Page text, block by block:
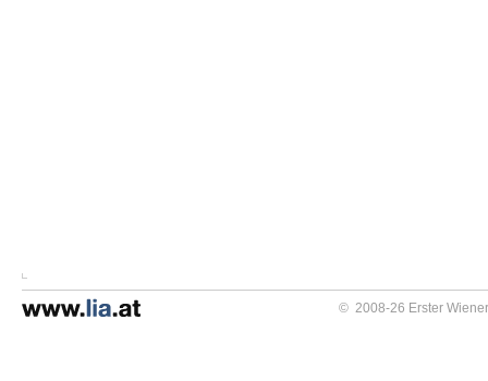
© 2008-26 Erster